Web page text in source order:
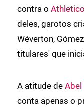
contra o
deles, garotos
Wéverton,
titulares' que
A atitude de Abel
conta apenas o